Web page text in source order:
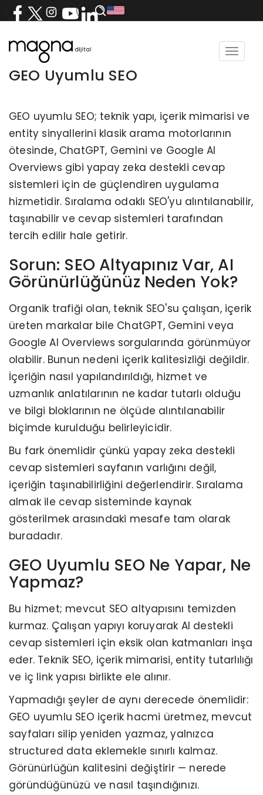
Toggle
GEO Uyumlu SEO
GEO uyumlu SEO; teknik yapı, içerik mimarisi ve
entity sinyallerini klasik arama motorlarının
ötesinde, ChatGPT, Gemini ve Google AI
Overviews gibi yapay zeka destekli cevap
sistemleri için de güçlendiren uygulama
hizmetidir. Sıralama odaklı SEO'yu alıntılanabilir,
taşınabilir ve cevap sistemleri tarafından
tercih edilir hale getirir.
Sorun: SEO Altyapınız Var, AI
Görünürlüğünüz Neden Yok?
Organik trafiği olan, teknik SEO'su çalışan, içerik
üreten markalar bile ChatGPT, Gemini veya
Google AI Overviews sorgularında görünmüyor
olabilir. Bunun nedeni içerik kalitesizliği değildir.
İçeriğin nasıl yapılandırıldığı, hizmet ve
uzmanlık anlatılarının ne kadar tutarlı olduğu
ve bilgi bloklarının ne ölçüde alıntılanabilir
biçimde kurulduğu belirleyicidir.
Bu fark önemlidir çünkü yapay zeka destekli
cevap sistemleri sayfanın varlığını değil,
içeriğin taşınabilirliğini değerlendirir. Sıralama
almak ile cevap sisteminde kaynak
gösterilmek arasındaki mesafe tam olarak
buradadır.
GEO Uyumlu SEO Ne Yapar, Ne
Yapmaz?
Bu hizmet; mevcut SEO altyapısını temizden
kurmaz. Çalışan yapıyı koruyarak AI destekli
cevap sistemleri için eksik olan katmanları inşa
eder. Teknik SEO, içerik mimarisi, entity tutarlılığı
ve iç link yapısı birlikte ele alınır.
Yapmadığı şeyler de aynı derecede önemlidir:
GEO uyumlu SEO içerik hacmi üretmez, mevcut
sayfaları silip yeniden yazmaz, yalnızca
structured data eklemekle sınırlı kalmaz.
Görünürlüğün kalitesini değiştirir — nerede
göründüğünüzü ve nasıl taşındığınızı.